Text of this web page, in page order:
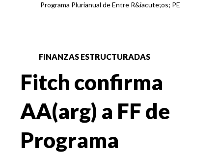
Programa Plurianual de Entre R&iacute;os; PE
FINANZAS ESTRUCTURADAS
Fitch confirma
AA(arg) a FF de
Programa